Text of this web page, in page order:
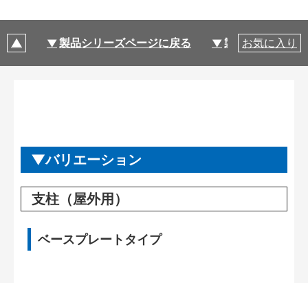
製品シリーズページに戻る 製品仕様
お気に入り
バリエーション
支柱（屋外用）
ベースプレートタイプ